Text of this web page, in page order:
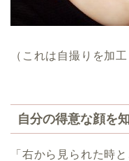
（これは自撮りを加工
自分の得意な顔を
「右から見られた時